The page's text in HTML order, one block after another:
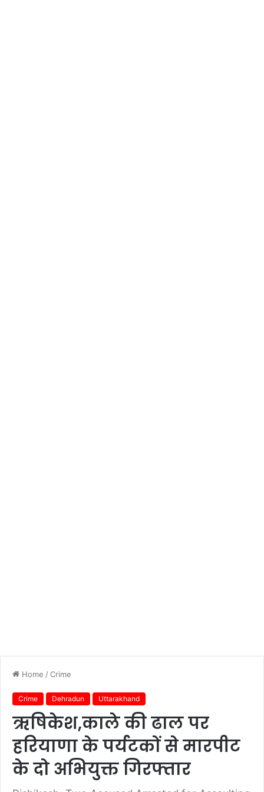
Home /Crime
Crime Dehradun Uttarakhand
ऋषिकेश,काले की ढाल पर
हरियाणा के पर्यटकों से मारपीट
के दो अभियुक्त गिरफ्तार